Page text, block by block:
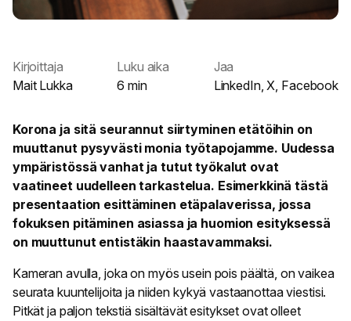
Kirjoittaja
Mait Lukka
Luku aika
6 min
Jaa
LinkedIn,X, Facebook
Korona ja sitä seurannut siirtyminen etätöihin on
muuttanut pysyvästi monia työtapojamme. Uudessa
ympäristössä vanhat ja tutut työkalut ovat
vaatineet uudelleen tarkastelua. Esimerkkinä tästä
presentaation esittäminen etäpalaverissa, jossa
fokuksen pitäminen asiassa ja huomion esityksessä
on muuttunut entistäkin haastavammaksi.
Kameran avulla, joka on myös usein pois päältä, on vaikea
seurata kuuntelijoita ja niiden kykyä vastaanottaa viestisi.
Pitkät ja paljon tekstiä sisältävät esitykset ovat olleet